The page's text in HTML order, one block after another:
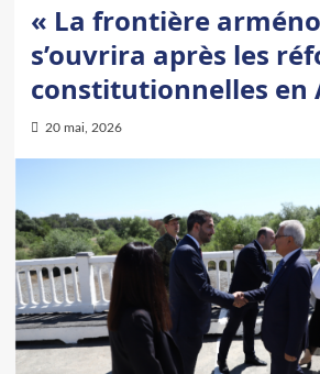
« La frontière
s’ouvrira après les
constitutionnelles en
20 mai, 2026